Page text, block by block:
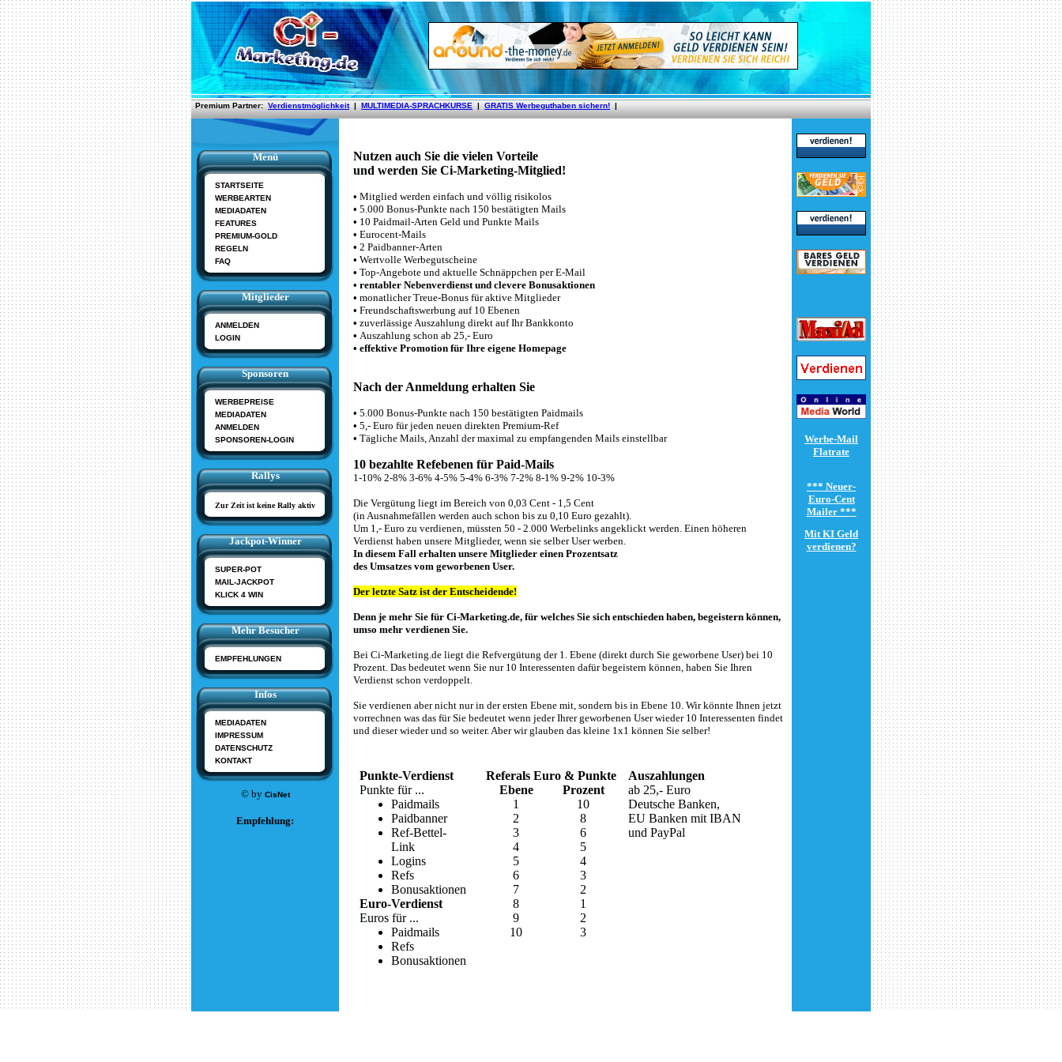
Menü
STARTSEITE
WERBEARTEN
MEDIADATEN
FEATURES
PREMIUM-GOLD
REGELN
FAQ
Mitglieder
ANMELDEN
LOGIN
Sponsoren
WERBEPREISE
MEDIADATEN
ANMELDEN
SPONSOREN-LOGIN
Rallys
Zur Zeit ist keine Rally aktiv
Jackpot-Winner
SUPER-POT
MAIL-JACKPOT
KLICK 4 WIN
Mehr Besucher
EMPFEHLUNGEN
Infos
MEDIADATEN
IMPRESSUM
DATENSCHUTZ
KONTAKT
© by CisNet
Empfehlung:
Nutzen auch Sie die vielen Vorteile
und werden Sie Ci-Marketing-Mitglied!
• Mitglied werden einfach und völlig risikolos
• 5.000 Bonus-Punkte nach 150 bestätigten Mails
• 10 Paidmail-Arten Geld und Punkte Mails
• Eurocent-Mails
• 2 Paidbanner-Arten
• Wertvolle Werbegutscheine
• Top-Angebote und aktuelle Schnäppchen per E-Mail
• rentabler Nebenverdienst und clevere Bonusaktionen
• monatlicher Treue-Bonus für aktive Mitglieder
• Freundschaftswerbung auf 10 Ebenen
• zuverlässige Auszahlung direkt auf Ihr Bankkonto
• Auszahlung schon ab 25,- Euro
• effektive Promotion für Ihre eigene Homepage
Nach der Anmeldung erhalten Sie
• 5.000 Bonus-Punkte nach 150 bestätigten Paidmails
• 5,- Euro für jeden neuen direkten Premium-Ref
• Tägliche Mails, Anzahl der maximal zu empfangenden Mails einstellbar
10 bezahlte Refebenen für Paid-Mails
1-10% 2-8% 3-6% 4-5% 5-4% 6-3% 7-2% 8-1% 9-2% 10-3%
Die Vergütung liegt im Bereich von 0,03 Cent - 1,5 Cent
(in Ausnahmefällen werden auch schon bis zu 0,10 Euro gezahlt).
Um 1,- Euro zu verdienen, müssten 50 - 2.000 Werbelinks angeklickt werden. Einen höheren
Verdienst haben unsere Mitglieder, wenn sie selber User werben.
In diesem Fall erhalten unsere Mitglieder einen Prozentsatz
des Umsatzes vom geworbenen User.
Der letzte Satz ist der Entscheidende!
Denn je mehr Sie für Ci-Marketing.de, für welches Sie sich entschieden haben, begeistern können,
umso mehr verdienen Sie.
Bei Ci-Marketing.de liegt die Refvergütung der 1. Ebene (direkt durch Sie geworbene User) bei 10
Prozent. Das bedeutet wenn Sie nur 10 Interessenten dafür begeistern können, haben Sie Ihren
Verdienst schon verdoppelt.
Sie verdienen aber nicht nur in der ersten Ebene mit, sondern bis in Ebene 10. Wir könnte Ihnen jetzt
vorrechnen was das für Sie bedeutet wenn jeder Ihrer geworbenen User wieder 10 Interessenten findet
und dieser wieder und so weiter. Aber wir glauben das kleine 1x1 können Sie selber!
Punkte-Verdienst
Punkte für ...
Paidmails
Paidbanner
Ref-Bettel-
Link
Logins
Refs
Bonusaktionen
Euro-Verdienst
Euros für ...
Paidmails
Refs
Bonusaktionen
Referals Euro & Punkte
Ebene
Prozent
1
10
2
8
3
6
4
5
5
4
6
3
7
2
8
1
9
2
10
3
Auszahlungen
ab 25,- Euro
Deutsche Banken,
EU Banken mit IBAN
und PayPal